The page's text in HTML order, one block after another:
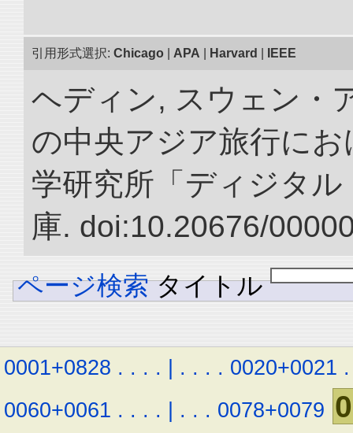
引用形式選択: Chicago APA Harvard IEEE
ヘディン, スウェン・
の中央アジア旅行にお
学研究所「ディジタ
庫. doi:10.20676/
ページ検索 タイトル
0001+0828 . . . . | . . . . 0020+0021 .
0060+0061 . . . . | . . . 0078+0079